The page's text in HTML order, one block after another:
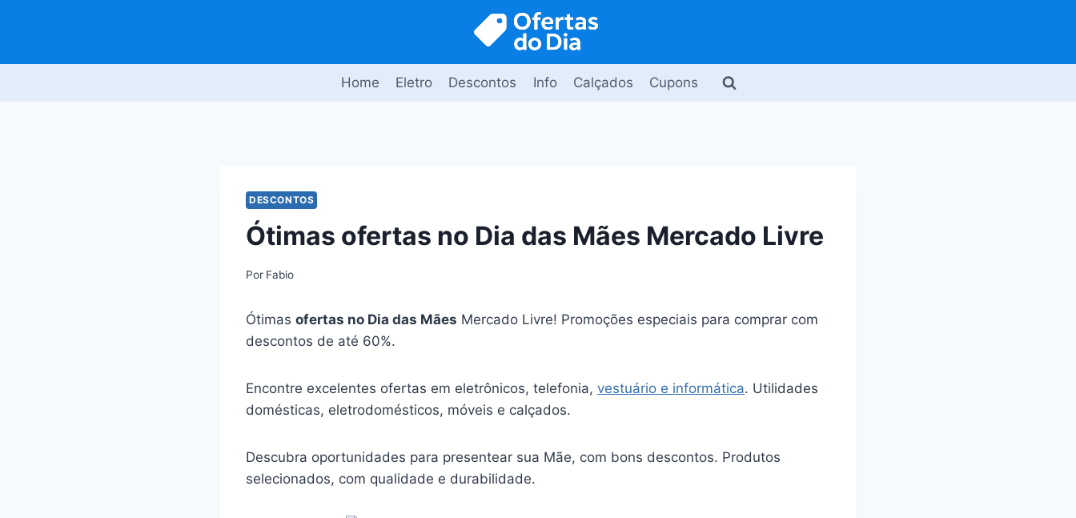
Home Eletro Descontos Info Calçados Cupons
DESCONTOS
Ótimas ofertas no Dia das Mães Mercado Livre
Por Fabio
Ótimas ofertas no Dia das Mães Mercado Livre! Promoções especiais para comprar com
descontos de até 60%.
Encontre excelentes ofertas em eletrônicos, telefonia, vestuário e informática. Utilidades
domésticas, eletrodomésticos, móveis e calçados.
Descubra oportunidades para presentear sua Mãe, com bons descontos. Produtos
selecionados, com qualidade e durabilidade.